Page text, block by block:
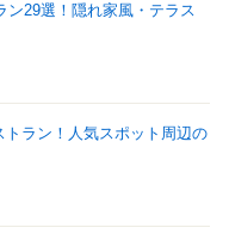
ン29選！隠れ家風・テラス
ラン！人気スポット周辺の